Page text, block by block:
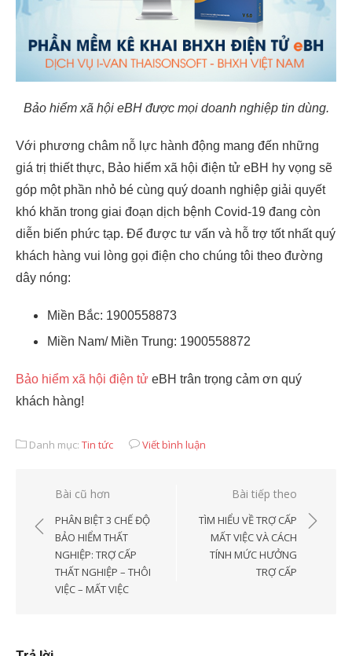
Bảo hiểm xã hội eBH được mọi doanh nghiệp tin dùng.
Với phương châm nỗ lực hành động mang đến những
giá trị thiết thực, Bảo hiểm xã hội điện tử eBH hy vọng sẽ
góp một phần nhỏ bé cùng quý doanh nghiệp giải quyết
khó khăn trong giai đoạn dịch bệnh Covid-19 đang còn
diễn biến phức tạp. Để được tư vấn và hỗ trợ tốt nhất quý
khách hàng vui lòng gọi điện cho chúng tôi theo đường
dây nóng:
Miền Bắc: 1900558873
Miền Nam/ Miền Trung: 1900558872
Bảo hiểm xã hội điện tử eBH trân trọng cảm ơn quý
khách hàng!
Danh mục: Tin tức Viết bình luận
Điều
hướng
bài
viết
Bài cũ hơn
PHÂN BIỆT 3 CHẾ ĐỘ
BẢO HIỂM THẤT
NGHIỆP: TRỢ CẤP
THẤT NGHIỆP – THÔI
VIỆC – MẤT VIỆC
Bài tiếp theo
TÌM HIỂU VỀ TRỢ CẤP
MẤT VIỆC VÀ CÁCH
TÍNH MỨC HƯỞNG
TRỢ CẤP